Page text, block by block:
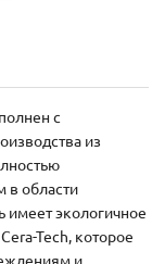
с
из
в области
имеет экологичное
Tech, которое
и